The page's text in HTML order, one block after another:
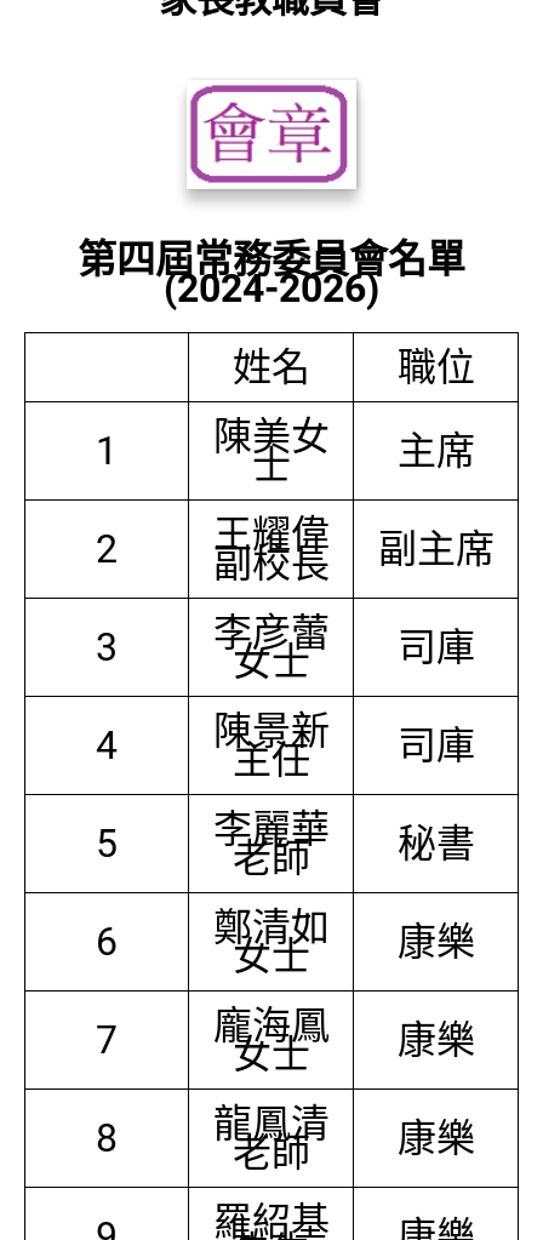
第四屆常務委員會名單
(2024-2026)
姓名
職位
1
陳美女
士 主席
2 王耀偉
副校長 副主席
3 李彦蕾
女士 司庫
4 陳景新
主任 司庫
5 李麗華
老師 秘書
6 鄭清如
女士 康樂
7 龐海鳳
女士 康樂
8 龍鳳清
老師 康樂
羅紹基